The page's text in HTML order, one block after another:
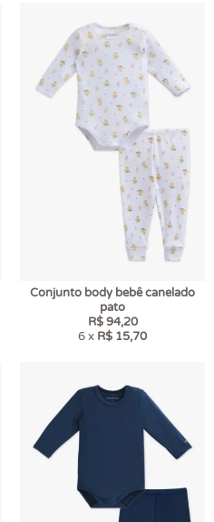
Conjunto body bebê canelado
pato
R$ 94,20
6 x R$ 15,70